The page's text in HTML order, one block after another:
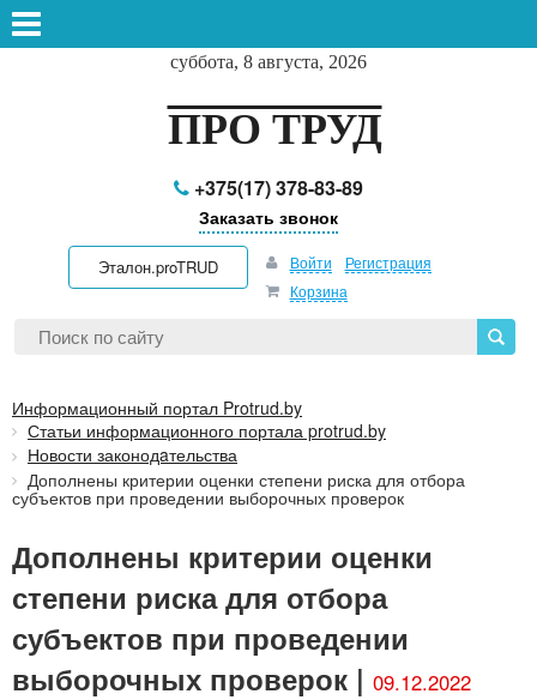
суббота, 8 августа, 2026
ПРО ТРУД
+375(17) 378-83-89
Заказать звонок
Эталон.proTRUD Войти
Регистрация
Корзина
Информационный портал Protrud.by
Статьи информационного портала protrud.by
Новости законодaтельства
Дополнены критерии оценки степени риска для отбора
субъектов при проведении выборочных проверок
Дополнены критерии оценки
степени риска для отбора
субъектов при проведении
выборочных проверок | 09.12.2022